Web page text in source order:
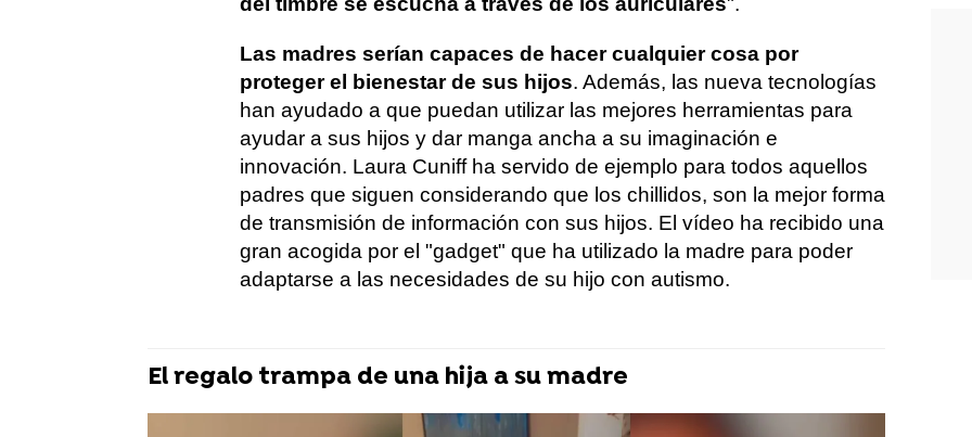
Las madres serían capaces de hacer cualquier cosa por
proteger el bienestar de sus hijos. Además, las nueva tecnologías
han ayudado a que puedan utilizar las mejores herramientas para
ayudar a sus hijos y dar manga ancha a su imaginación e
innovación. Laura Cuniff ha servido de ejemplo para todos aquellos
padres que siguen considerando que los chillidos, son la mejor forma
de transmisión de información con sus hijos. El vídeo ha recibido una
gran acogida por el "gadget" que ha utilizado la madre para poder
adaptarse a las necesidades de su hijo con autismo.
El regalo trampa de una hija a su madre